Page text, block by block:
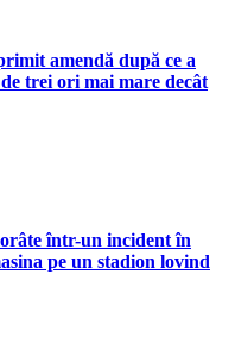
amendă după ce a
trei ori mai mare decât
într-un incident în
pe un stadion lovind